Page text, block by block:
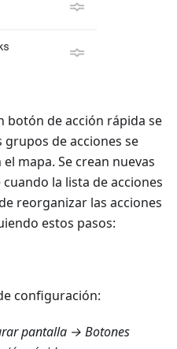
botón de acción rápida se
de acciones se
mapa. Se crean nuevas
la lista de acciones
reorganizar las acciones
estos pasos:
configuración:
pantalla → Botones